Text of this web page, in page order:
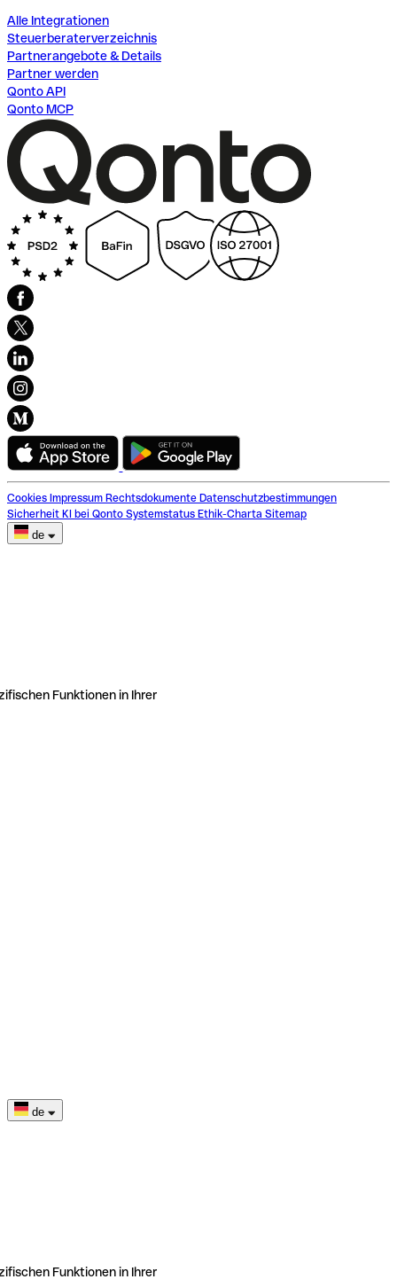
Alle Integrationen
Steuerberaterverzeichnis
Partnerangebote & Details
Partner werden
Qonto API
Qonto MCP
Cookies Impressum Rechtsdokumente Datenschutzbestimmungen
Sicherheit KI bei Qonto Systemstatus Ethik-Charta Sitemap
de
Funktionen in Ihrer
de
Funktionen in Ihrer